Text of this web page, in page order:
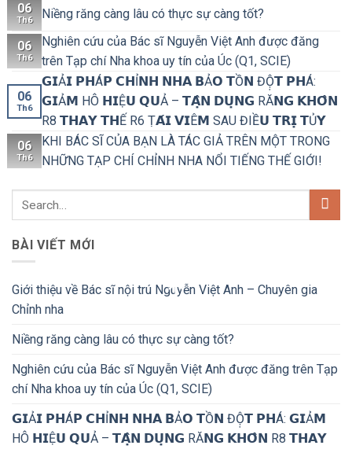
06
Th6 Niềng răng càng lâu có thực sự càng tốt?
06
Th6
Nghiên cứu của Bác sĩ Nguyễn Việt Anh được đăng
trên Tạp chí Nha khoa uy tín của Úc (Q1, SCIE)
06
Th6
𝗚𝗜Ả𝗜 𝗣𝗛Á𝗣 𝗖𝗛Ỉ𝗡𝗛 𝗡𝗛𝗔 𝗕Ả𝗢 𝗧Ồ𝗡 ĐỘ̣𝗧 𝗣𝗛Á:
𝗚𝗜Ả𝗠 HÔ 𝗛𝗜Ệ𝗨 𝗤𝗨Ả – 𝗧𝗔̣̂𝗡 𝗗𝗨̣𝗡𝗚 RĂ𝗡𝗚 𝗞𝗛𝗢̂𝗡
R8 𝗧𝗛𝗔𝗬 𝗧𝗛Ế R6 Ṭ𝗔́𝗜 𝗩𝗜Ê𝗠 SAU ĐIỀ𝗨 𝗧𝗥𝗜̣ 𝗧Ủ𝗬
06
Th6
KHI BÁC SĨ CỦA BẠN LÀ TÁC GIẢ TRÊN MỘT TRONG
NHỮNG TẠP CHÍ CHỈNH NHA NỔI TIẾNG THẾ GIỚI!
BÀI VIẾT MỚI
Giới thiệu về Bác sĩ nội trú Nguyễn Việt Anh – Chuyên gia
Chỉnh nha
Niềng răng càng lâu có thực sự càng tốt?
Nghiên cứu của Bác sĩ Nguyễn Việt Anh được đăng trên Tạp
chí Nha khoa uy tín của Úc (Q1, SCIE)
𝗚𝗜Ả𝗜 𝗣𝗛Á𝗣 𝗖𝗛Ỉ𝗡𝗛 𝗡𝗛𝗔 𝗕Ả𝗢 𝗧Ồ𝗡 ĐỘ̣𝗧 𝗣𝗛Á: 𝗚𝗜Ả𝗠
HÔ 𝗛𝗜Ệ𝗨 𝗤𝗨Ả – 𝗧𝗔̣̂𝗡 𝗗𝗨̣𝗡𝗚 RĂ𝗡𝗚 𝗞𝗛𝗢̂𝗡 R8 𝗧𝗛𝗔𝗬